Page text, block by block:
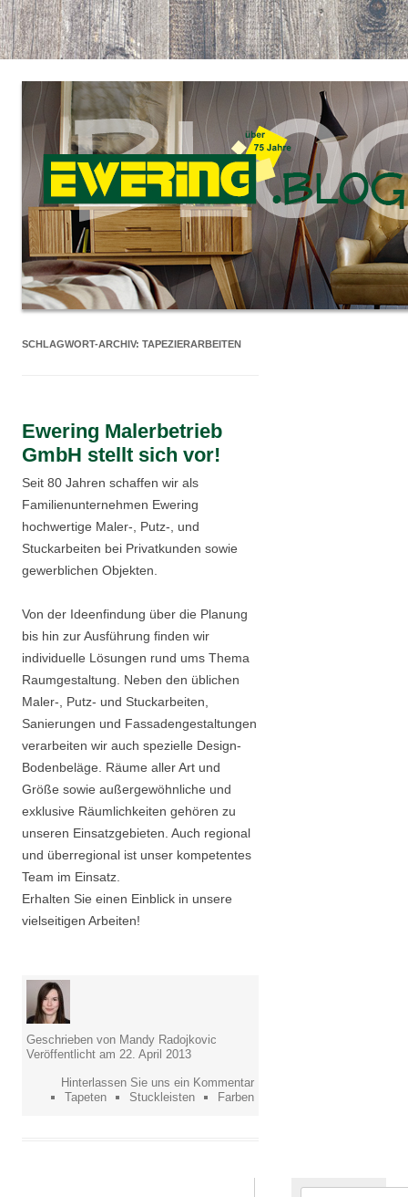
SCHLAGWORT-ARCHIV: TAPEZIERARBEITEN
Ewering Malerbetrieb
GmbH stellt sich vor!
Seit 80 Jahren schaffen wir als
Familienunternehmen Ewering
hochwertige Maler-, Putz-, und
Stuckarbeiten bei Privatkunden sowie
gewerblichen Objekten.
Von der Ideenfindung über die Planung
bis hin zur Ausführung finden wir
individuelle Lösungen rund ums Thema
Raumgestaltung. Neben den üblichen
Maler-, Putz- und Stuckarbeiten,
Sanierungen und Fassadengestaltungen
verarbeiten wir auch spezielle Design-
Bodenbeläge. Räume aller Art und
Größe sowie außergewöhnliche und
exklusive Räumlichkeiten gehören zu
unseren Einsatzgebieten. Auch regional
und überregional ist unser kompetentes
Team im Einsatz.
Erhalten Sie einen Einblick in unsere
vielseitigen Arbeiten!
Geschrieben von Mandy Radojkovic
Veröffentlicht am 22. April 2013
Hinterlassen Sie uns ein Kommentar
Farben
Stuckleisten
Tapeten